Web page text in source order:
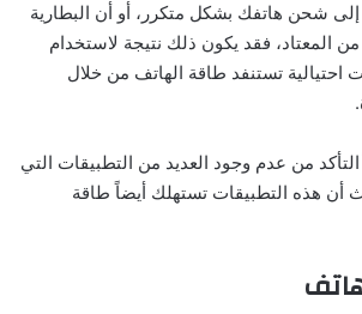
شحن هاتفك بشكل متكرر، أو أن البطارية
فقد يكون ذلك نتيجة لاستخدام
احتيالية تستنفد طاقة الهاتف من خلال
من عدم وجود العديد من التطبيقات التي
أن هذه التطبيقات تستهلك أيضاً طاقة